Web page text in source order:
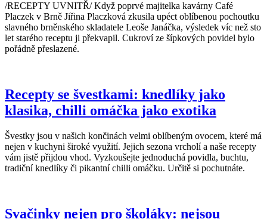
/RECEPTY UVNITŘ/ Když poprvé majitelka kavárny Café
Placzek v Brně Jiřina Placzková zkusila upéct oblíbenou pochoutku
slavného brněnského skladatele Leoše Janáčka, výsledek víc než sto
let starého receptu ji překvapil. Cukroví ze šípkových povidel bylo
pořádně přeslazené.
Recepty se švestkami: knedlíky jako
klasika, chilli omáčka jako exotika
Švestky jsou v našich končinách velmi oblíbeným ovocem, které má
nejen v kuchyni široké využití. Jejich sezona vrcholí a naše recepty
vám jistě přijdou vhod. Vyzkoušejte jednoduchá povidla, buchtu,
tradiční knedlíky či pikantní chilli omáčku. Určitě si pochutnáte.
Svačinky nejen pro školáky: nejsou